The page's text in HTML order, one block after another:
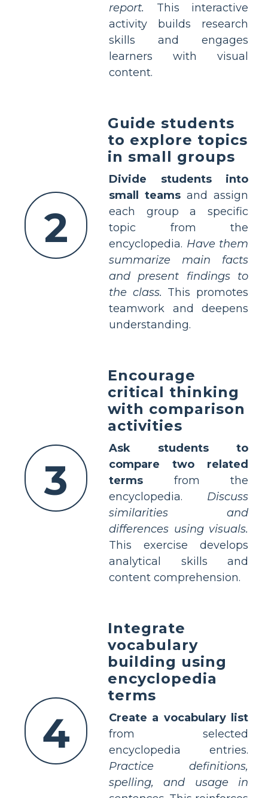
report. This interactive
activity builds research
skills and engages
learners with visual
content.
2
Guide students
to explore topics
in small groups
Divide students into
small teams and assign
each group a specific
topic from the
encyclopedia. Have them
summarize main facts
and present findings to
the class. This promotes
teamwork and deepens
understanding.
3
Encourage
critical thinking
with comparison
activities
Ask students to
compare two related
terms from the
encyclopedia. Discuss
similarities and
differences using visuals.
This exercise develops
analytical skills and
content comprehension.
4
Integrate
vocabulary
building using
encyclopedia
terms
Create a vocabulary list
from selected
encyclopedia entries.
Practice definitions,
spelling, and usage in